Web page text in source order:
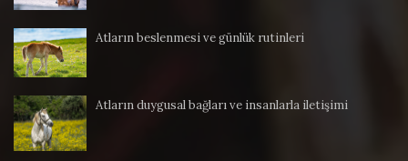
Atların beslenmesi ve günlük rutinleri
Atların duygusal bağları ve insanlarla iletişimi